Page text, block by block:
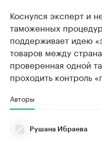
Коснулся эксперт и
таможенных
поддерживает идею
товаров между
проверенная одной
проходить контроль
Авторы
Рушана Ибраева